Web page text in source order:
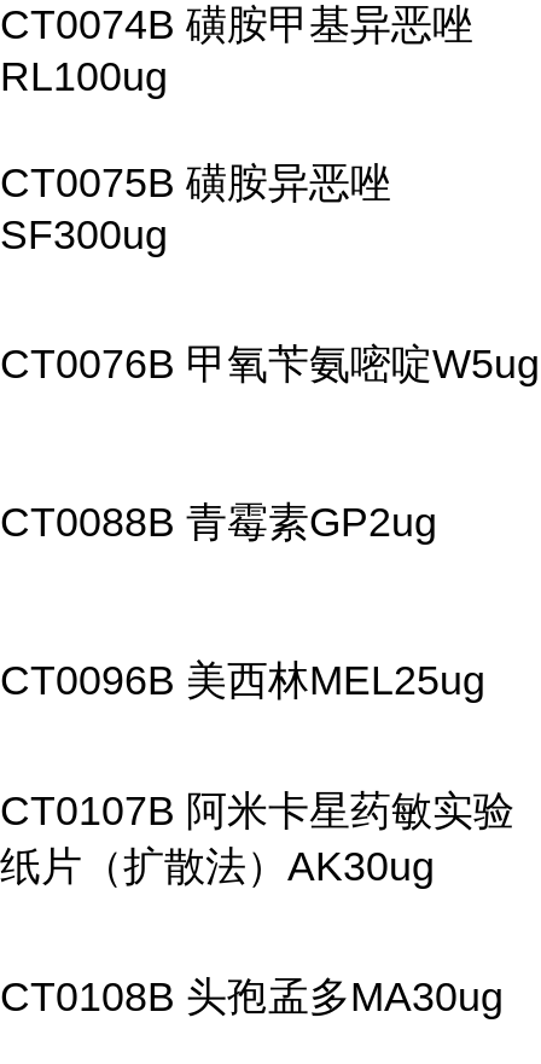
CT0074B 磺胺甲基异恶唑
RL100ug
CT0075B 磺胺异恶唑
SF300ug
CT0076B 甲氧苄氨嘧啶W5ug
CT0088B 青霉素GP2ug
CT0096B 美西林MEL25ug
CT0107B 阿米卡星药敏实验
纸片（扩散法）AK30ug
CT0108B 头孢孟多MA30ug